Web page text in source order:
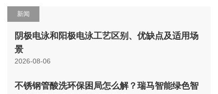
新闻
阴极电泳和阳极电泳工艺区别、优缺点及适用场
景
2026-08-06
不锈钢管酸洗环保困局怎么解？瑞马智能绿色智